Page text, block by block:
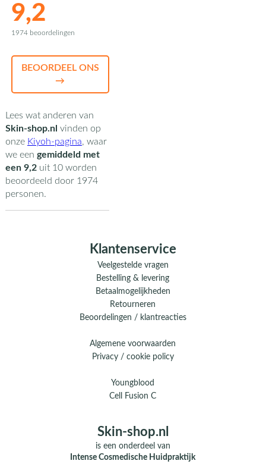
9,2
1974 beoordelingen
BEOORDEEL ONS
→
Lees wat anderen van
Skin-shop.nl vinden op
onze Kiyoh-pagina, waar
we een gemiddeld met
een 9,2uit 10worden
beoordeeld door 1974
personen.
Klantenservice
Veelgestelde vragen
Bestelling & levering
Betaalmogelijkheden
Retourneren
Beoordelingen / klantreacties
Algemene voorwaarden
Privacy / cookie policy
Youngblood
Cell Fusion C
Skin-shop.nl
is een onderdeel van
Intense Cosmedische Huidpraktijk